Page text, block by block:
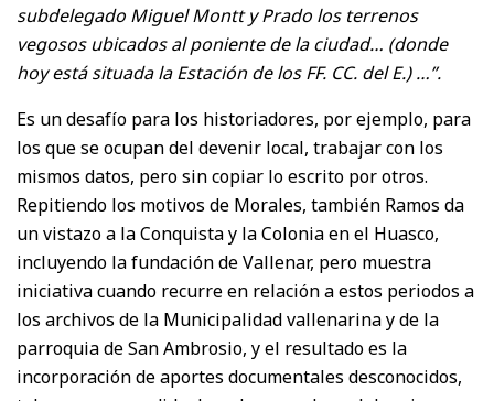
subdelegado Miguel Montt y Prado los terrenos
vegosos ubicados al poniente de la ciudad… (donde
hoy está situada la Estación de los FF. CC. del E.) …”.
Es un desafío para los historiadores, por ejemplo, para
los que se ocupan del devenir local, trabajar con los
mismos datos, pero sin copiar lo escrito por otros.
Repitiendo los motivos de Morales, también Ramos da
un vistazo a la Conquista y la Colonia en el Huasco,
incluyendo la fundación de Vallenar, pero muestra
iniciativa cuando recurre en relación a estos periodos a
los archivos de la Municipalidad vallenarina y de la
parroquia de San Ambrosio, y el resultado es la
incorporación de aportes documentales desconocidos,